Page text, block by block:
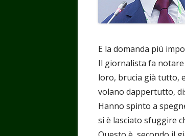
E la domanda più
Il giornalista fa
loro, brucia già tutto,
volano dappertutto,
Hanno spinto a
si è lasciato sfuggire